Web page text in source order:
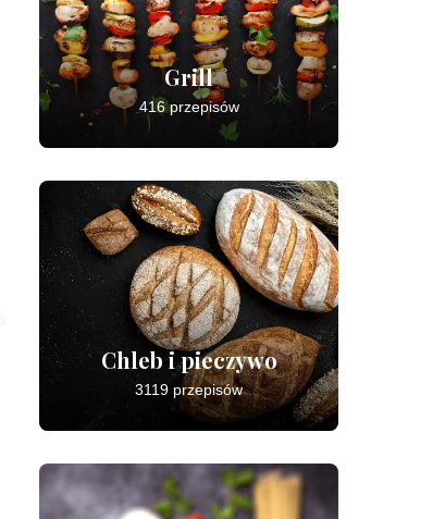
Grill
416 przepisów
Chleb i pieczywo
3119 przepisów